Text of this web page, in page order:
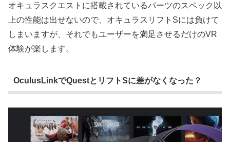
オキュラスクエストに搭載されているパーツのスペック以
上の性能は出せないので、オキュラスリフトSには負けて
しまいますが、それでもユーザーを満足させるだけのVR
体験が楽します。
OculusLinkでQuestとリフトSに差がなくなった？